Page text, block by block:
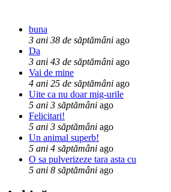
buna
3 ani 38 de săptămâni ago
Da
3 ani 43 de săptămâni ago
Vai de mine
4 ani 25 de săptămâni ago
Uite ca nu doar mig-urile
5 ani 3 săptămâni ago
Felicitari!
5 ani 3 săptămâni ago
Un animal superb!
5 ani 4 săptămâni ago
O sa pulverizeze tara asta cu
5 ani 8 săptămâni ago